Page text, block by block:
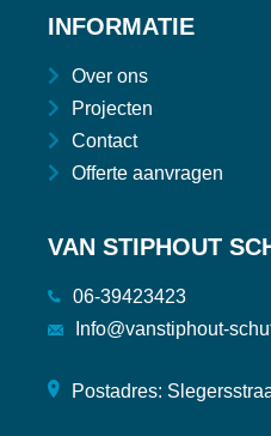
INFORMATIE
Over ons
Projecten
Contact
Offerte aanvragen
VAN STIPHOUT
06-39423423
Info@vanstiphout-
Postadres: